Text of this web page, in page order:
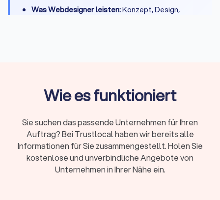
Was Webdesigner leisten:Konzept, Design,
Projektdauer:
Kleine Websites 2-3 Wochen,
komplexe Projekte 4-8 Wochen
Projekte und direkten Kontakt, Agentur für
umfangreiche Shops und Teams
Beliebte Systeme:WordPress und Webflow für
Websites, Shopify und Shopware für Online-
Wie es funktioniert
Sie suchen das passende Unternehmen für Ihren
Auftrag? Bei Trustlocal haben wir bereits alle
Informationen für Sie zusammengestellt. Holen Sie
kostenlose und unverbindliche Angebote von
Unternehmen in Ihrer Nähe ein.